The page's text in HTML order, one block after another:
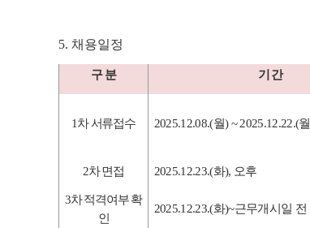
5. 채용일정
구 분 기 간
1차 서류접수 2025.12.08.(월) ~ 2025.12.22.(월
2차 면접 2025.12.23.(화), 오후
3차 적격여부 확
인
2025.12.23.(화)~근무개시일 전